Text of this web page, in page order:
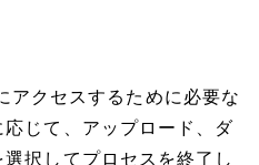
アクセスするために必要な
じて、アップロード、ダ
択してプロセスを終了し